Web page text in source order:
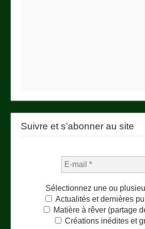
Suivre et s’abonner au site
Sélectionnez une ou
Actualités et dernières
Matière à rêver (partage
Créations inédites et